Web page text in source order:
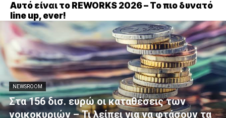
Αυτό είναι το REWORKS 2026 – Το πιο δυνατό
line up, ever!
NEWSROOM
Στα 156 δισ. ευρώ οι καταθέσεις των
νοικοκυριών – Τι λείπει για να φτάσουν τα